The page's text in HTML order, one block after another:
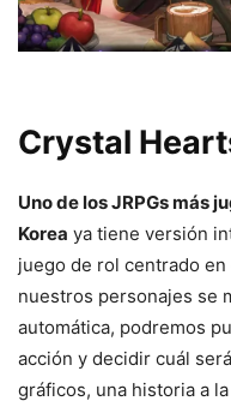
Crystal
Uno de los JRPGs más
Korea ya tiene versión
juego de rol centrado
nuestros personajes se
automática, podremos
acción y decidir cuál
gráficos, una historia a